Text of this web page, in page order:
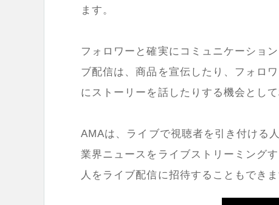
ます。
フォロワーと確実にコミュニケーショ
ブ配信は、商品を宣伝したり、フォロ
にストーリーを話したりする機会として
AMAは、ライブで視聴者を引き付ける
業界ニュースをライブストリーミング
人をライブ配信に招待することもできま